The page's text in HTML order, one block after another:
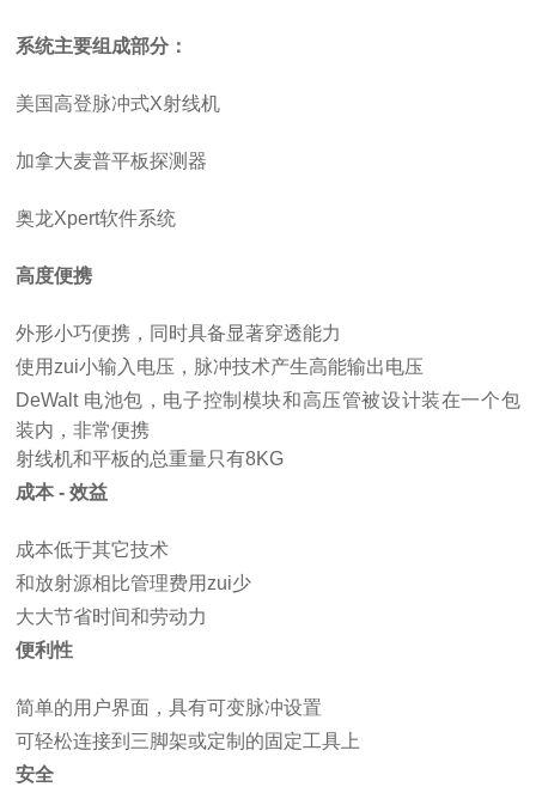
系统主要组成部分：
美国高登脉冲式X射线机
加拿大麦普平板探测器
奥龙Xpert软件系统
高度便携
外形小巧便携，同时具备显著穿透能力
使用zui小输入电压，脉冲技术产生高能输出电压
DeWalt 电池包，电子控制模块和高压管被设计装在一个包
装内，非常便携
射线机和平板的总重量只有8KG
成本 - 效益
成本低于其它技术
和放射源相比管理费用zui少
大大节省时间和劳动力
便利性
简单的用户界面，具有可变脉冲设置
可轻松连接到三脚架或定制的固定工具上
安全